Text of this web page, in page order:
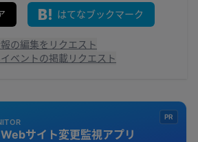
はてなブックマーク
の編集をリクエスト
ベントの掲載リクエスト
PR
サイト変更監視アプリ